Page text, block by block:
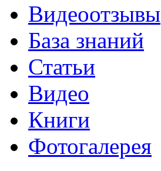
Видеоотзывы
База знаний
Статьи
Видео
Книги
Фотогалерея